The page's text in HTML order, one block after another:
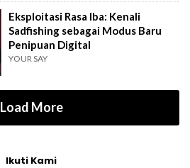
Eksploitasi Rasa Iba: Kenali
Sadfishing sebagai Modus Baru
Penipuan Digital
YOUR SAY
Load More
Ikuti Kami